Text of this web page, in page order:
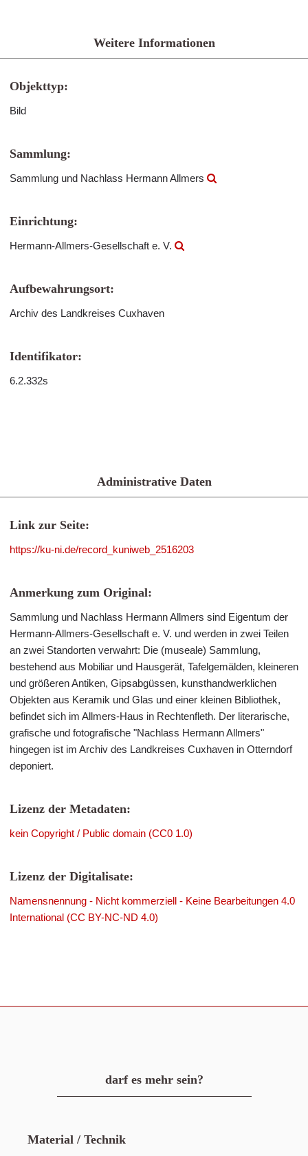
Weitere Informationen
Objekttyp:
Bild
Sammlung:
Sammlung und Nachlass Hermann Allmers
Einrichtung:
Hermann-Allmers-Gesellschaft e. V.
Aufbewahrungsort:
Archiv des Landkreises Cuxhaven
Identifikator:
6.2.332s
Administrative Daten
Link zur Seite:
https://ku-ni.de/record_kuniweb_2516203
Anmerkung zum Original:
Sammlung und Nachlass Hermann Allmers sind Eigentum der
Hermann-Allmers-Gesellschaft e. V. und werden in zwei Teilen
an zwei Standorten verwahrt: Die (museale) Sammlung,
bestehend aus Mobiliar und Hausgerät, Tafelgemälden, kleineren
und größeren Antiken, Gipsabgüssen, kunsthandwerklichen
Objekten aus Keramik und Glas und einer kleinen Bibliothek,
befindet sich im Allmers-Haus in Rechtenfleth. Der literarische,
grafische und fotografische "Nachlass Hermann Allmers"
hingegen ist im Archiv des Landkreises Cuxhaven in Otterndorf
deponiert.
Lizenz der Metadaten:
kein Copyright / Public domain (CC0 1.0)
Lizenz der Digitalisate:
Namensnennung - Nicht kommerziell - Keine Bearbeitungen 4.0
International (CC BY-NC-ND 4.0)
darf es mehr sein?
Material / Technik